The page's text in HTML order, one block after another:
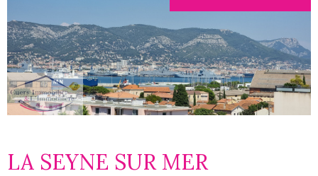
LA SEYNE SUR MER